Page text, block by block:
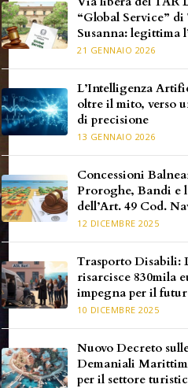
“Global Service”
Susanna: legittima
carenza di requisiti
21 GENNAIO 2026
L’Intelligenza
oltre il mito, verso
di precisione
13 GENNAIO 2026
Concessioni
Proroghe, Bandi e
dell’Art. 49 Cod.
12 DICEMBRE 2025
Trasporto Disabili:
risarcisce 830mila
impegna per il
10 DICEMBRE 2025
Nuovo Decreto
Demaniali
per il settore